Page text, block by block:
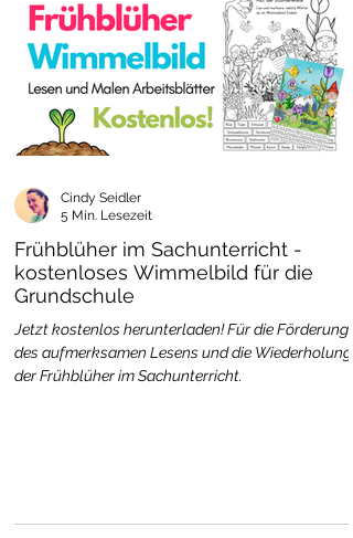
Frühblüher im Sachunterricht -
kostenloses Wimmelbild für die
Grundschule
Jetzt kostenlos herunterladen! Für die Förderung
des aufmerksamen Lesens und die Wiederholung
der Frühblüher im Sachunterricht.
Cindy Seidler
5 Min. Lesezeit